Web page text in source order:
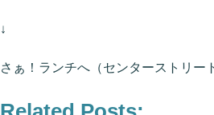
↓
さぁ！ランチへ（センターストリー